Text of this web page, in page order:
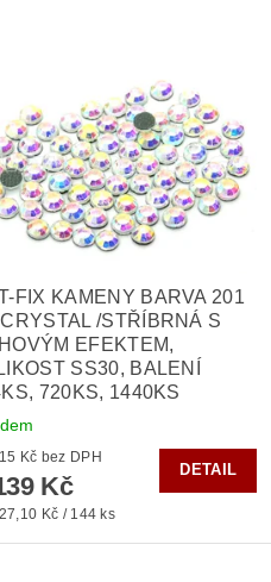
FIX KAMENY BARVA 201
/STŘÍBRNÁ S
EFEKTEM,
SS30, BALENÍ
720KS, 1440KS
od 115 Kč bez DPH
Kč
Kč / 144 ks
DETAIL